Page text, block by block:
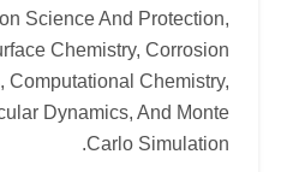
Science And Protection,
Chemistry, Corrosion
Computational Chemistry,
Dynamics, And Monte
Carlo Simulation.